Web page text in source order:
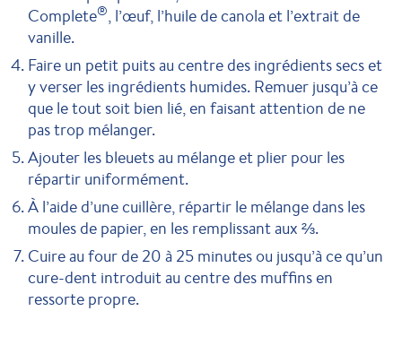
Complete®, l’œuf, l’huile de canola et l’extrait de
vanille.
Faire un petit puits au centre des ingrédients secs et
y verser les ingrédients humides. Remuer jusqu’à ce
que le tout soit bien lié, en faisant attention de ne
pas trop mélanger.
Ajouter les bleuets au mélange et plier pour les
répartir uniformément.
À l’aide d’une cuillère, répartir le mélange dans les
moules de papier, en les remplissant aux ⅔.
Cuire au four de 20 à 25 minutes ou jusqu’à ce qu’un
cure-dent introduit au centre des muffins en
ressorte propre.